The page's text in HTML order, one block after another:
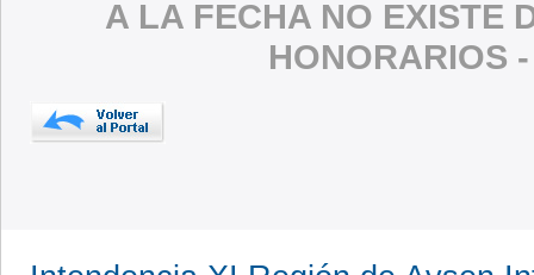
A LA FECHA NO EXISTE
HONORARIOS